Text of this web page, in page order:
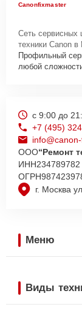
Canonfixmaster
Сеть сервисных
техники Canon в
Профильный
любой
г. Москва
с 9:00 до
+7 (495)
ООО“Ремонт
ИНН234789782
ОГРН
Меню
Виды